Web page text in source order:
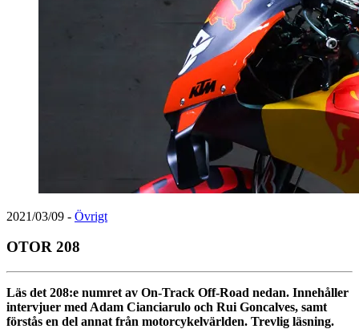
2021/03/09 - Övrigt
OTOR 208
Läs det 208:e numret av On-Track Off-Road nedan. Innehåller
intervjuer med Adam Cianciarulo och Rui Goncalves, samt
förstås en del annat från motorcykelvärlden. Trevlig läsning.